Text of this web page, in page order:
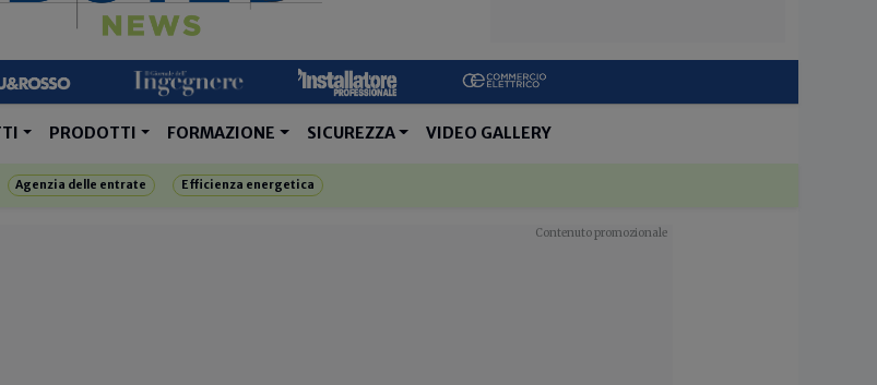
PRODOTTI FORMAZIONE SICUREZZA VIDEO GALLERY
Agenzia delle entrate Efficienza energetica